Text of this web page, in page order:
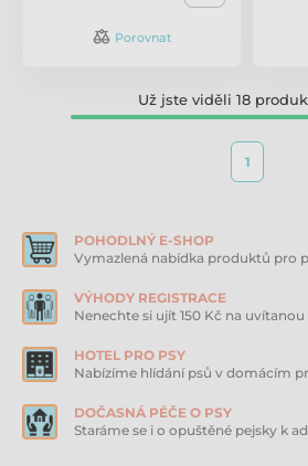
Porovnat
Už jste viděli 18
1
POHODLNÝ E-SHOP
Vymazlená nabídka produktů pro
VÝHODY REGISTRACE
Nenechte si ujít 150 Kč na
HOTEL PRO PSY
Nabízíme hlídání psů v domácím
DOČASNÁ PÉČE O PSY
Staráme se i o opuštěné pejsky k